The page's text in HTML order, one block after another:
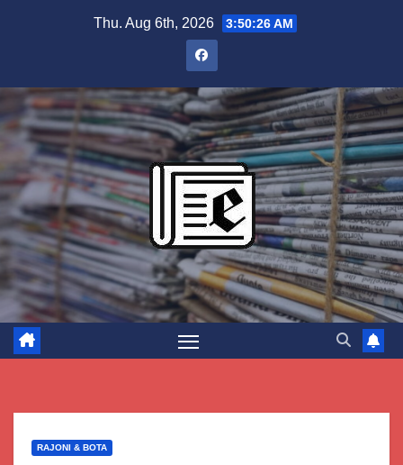
Thu. Aug 6th, 2026 3:50:27 AM
RAJONI & BOTA